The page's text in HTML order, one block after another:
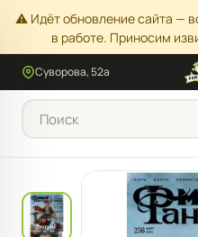
⚠️ Идёт обновление сайта —
в работе. Приносим
Суворова, 52а